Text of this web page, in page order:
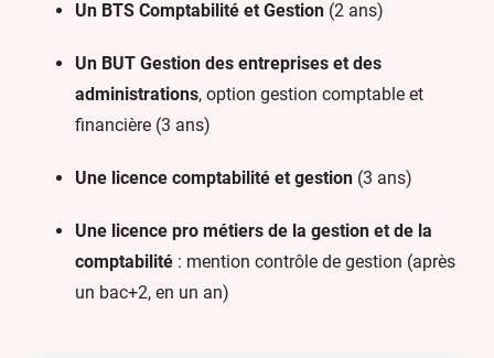
Un BTS Comptabilité et Gestion (2 ans)
Un BUT Gestion des entreprises et des
administrations, option gestion comptable et
financière (3 ans)
Une licence comptabilité et gestion (3 ans)
Une licence pro métiers de la gestion et de la
comptabilité : mention contrôle de gestion (après
un bac+2, en un an)